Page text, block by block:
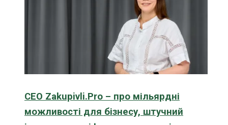
CEO Zakupivli.Pro – про мільярдні
можливості для бізнесу, штучний